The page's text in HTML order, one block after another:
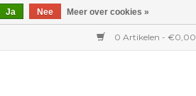
0 Artikelen - €0,00
Ja Nee Meer over cookies »